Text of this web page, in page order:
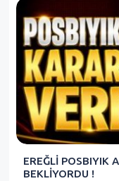
EREĞLİ POSBIYIK
BEKLİYORDU !